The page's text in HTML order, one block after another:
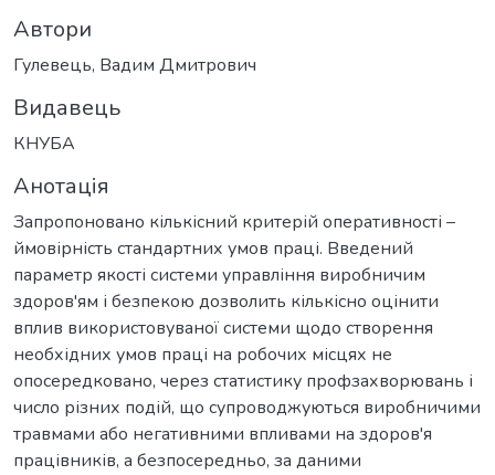
Автори
Гулевець, Вадим Дмитрович
Видавець
КНУБА
Анотація
Запропоновано кількісний критерій оперативності –
ймовірність стандартних умов праці. Введений
параметр якості системи управління виробничим
здоров'ям і безпекою дозволить кількісно оцінити
вплив використовуваної системи щодо створення
необхідних умов праці на робочих місцях не
опосередковано, через статистику профзахворювань і
число різних подій, що супроводжуються виробничими
травмами або негативними впливами на здоров'я
працівників, а безпосередньо, за даними